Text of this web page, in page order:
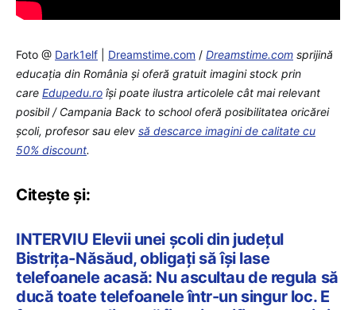
Foto @ Dark1elf Dreamstime.com / Dreamstime.com sprijină
educaţia din România şi oferă gratuit imagini stock prin
care Edupedu.ro îşi poate ilustra articolele cât mai relevant
posibil / Campania Back to school oferă posibilitatea oricărei
școli, profesor sau elev să descarce imagini de calitate cu
50% discount.
Citește și:
INTERVIU Elevii unei școli din județul
Bistrița-Năsăud, obligați să își lase
telefoanele acasă: Nu ascultau de regula să
ducă toate telefoanele într-un singur loc. E